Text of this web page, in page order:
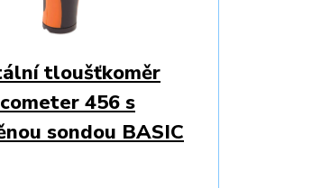
tloušťkoměr
456 s
sondou BASIC